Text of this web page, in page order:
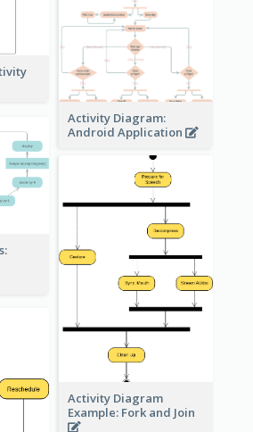
Activity Diagram:
Android Application
Activity Diagram
Example: Fork and Join